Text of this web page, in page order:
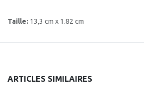
Taille: 13,3 cm x 1.82 cm
ARTICLES SIMILAIRES